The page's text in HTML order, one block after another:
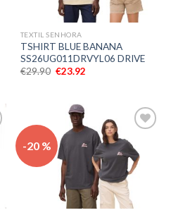
TEXTIL SENHORA
TSHIRT BLUE BANANA
SS26UG011DRVYL06 DRIVE
€29.90 €23.92
-20 %
Adicionar
aos meus
desejos